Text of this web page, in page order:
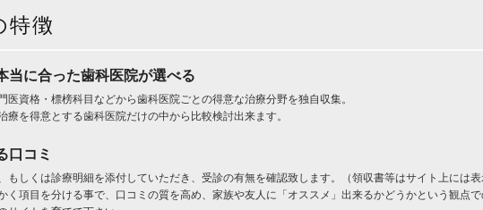
特徴
当に合った歯科医院が選べる
医資格・標榜科目などから歯科医院ごとの得意な治療分野を独自収集。
療を得意とする歯科医院だけの中から比較検討出来ます。
口コミ
もしくは診療明細を添付していただき、受診の有無を確認致します。（領収書等はサイト上には
く項目を分ける事で、口コミの質を高め、家族や友人に「オススメ」出来るかどうかという観点